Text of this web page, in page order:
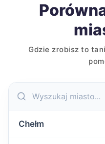
Gdzie zrobisz to
Chełm